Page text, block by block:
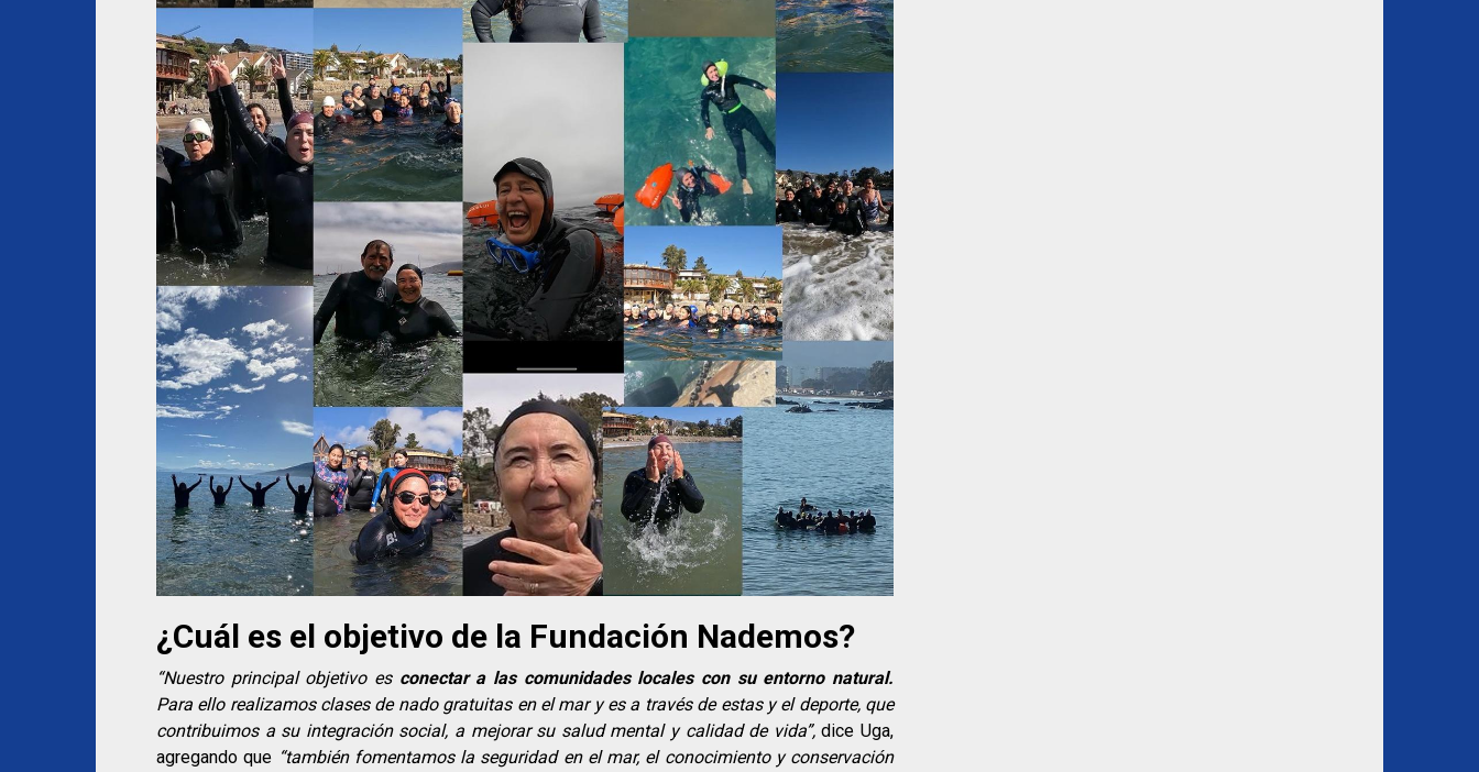
¿Cuál es el objetivo de la Fundación Nademos?
“Nuestro principal objetivo es conectar a las comunidades locales con su entorno natural.
Para ello realizamos clases de nado gratuitas en el mar y es a través de estas y el deporte, que
contribuimos a su integración social, a mejorar su salud mental y calidad de vida”,dice Uga,
agregando que “también fomentamos la seguridad en el mar, el conocimiento y conservación